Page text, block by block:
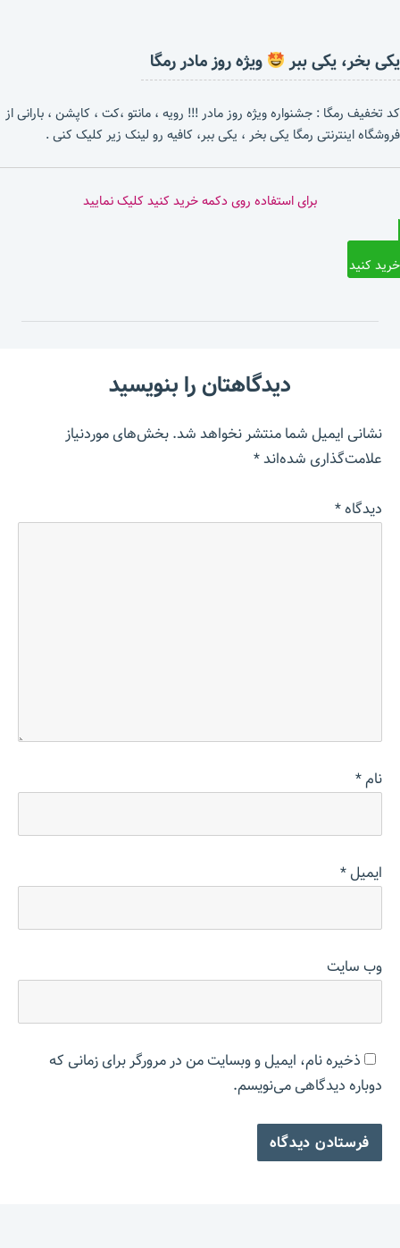
یکی بخر، یکی ببر ویژه روز مادر رمگا
کد تخفیف رمگا : جشنواره ویژه روز مادر !!! رویه ، مانتو ،کت ، کاپشن ، بارانی از
فروشگاه اینترنتی رمگا یکی بخر ، یکی ببر، کافیه رو لینک زیر کلیک کنی .
برای استفاده روی دکمه خرید کنید کلیک نمایید
خرید کنید
دیدگاهتان را بنویسید
نشانی ایمیل شما منتشر نخواهد شد.بخش‌های موردنیاز
علامت‌گذاری شده‌اند*
دیدگاه*
نام*
ایمیل*
وب‌ سایت
ذخیره نام، ایمیل و وبسایت من در مرورگر برای زمانی که
دوباره دیدگاهی می‌نویسم.